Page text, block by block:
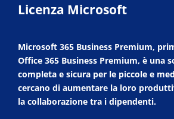
Licenza Microsoft
Microsoft 365 Business Premium,
Office 365 Business Premium, è una
completa e sicura per le piccole e
cercano di aumentare la loro
la collaborazione tra i dipendenti.